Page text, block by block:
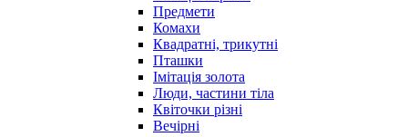
Предмети
Комахи
Квадратні, трикутні
Пташки
Імітація золота
Люди, частини тіла
Квіточки різні
Вечірні